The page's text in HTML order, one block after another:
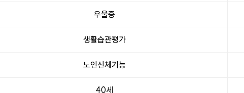
우울증
생활습관평가
노인신체기능
40세